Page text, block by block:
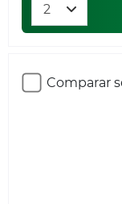
Comparar